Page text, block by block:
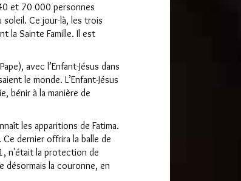
et 70 000 personnes
Ce jour-là, les trois
la Sainte Famille. Il est
avec l’Enfant-Jésus dans
le monde. L’Enfant-Jésus
bénir à la manière de
les apparitions de Fatima.
Ce dernier offrira la balle de
n'était la protection de
désormais la couronne, en